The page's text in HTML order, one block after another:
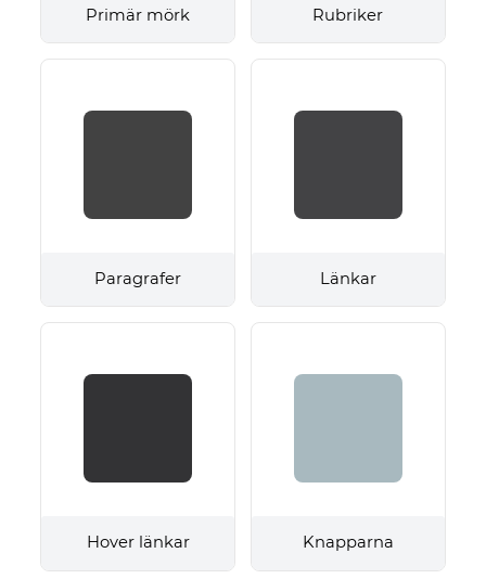
Primär mörk Rubriker
Paragrafer Länkar
Hover länkar Knapparna